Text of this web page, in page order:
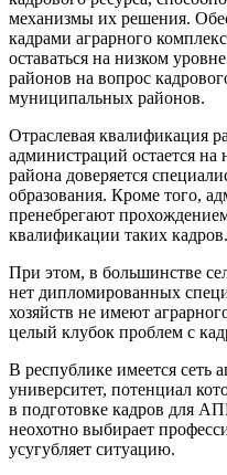
механизмы их решения.
кадрами аграрного
оставаться на низком
районов на вопрос
муниципальных районов.
Отраслевая квалификация
администраций остается на
района доверяется
образования. Кроме того,
пренебрегают
квалификации таких кадров.
При этом, в большинстве
нет дипломированных
хозяйств не имеют
целый клубок проблем с
В республике имеется сеть
университет, потенциал
в подготовке кадров для
неохотно выбирает
усугубляет ситуацию.